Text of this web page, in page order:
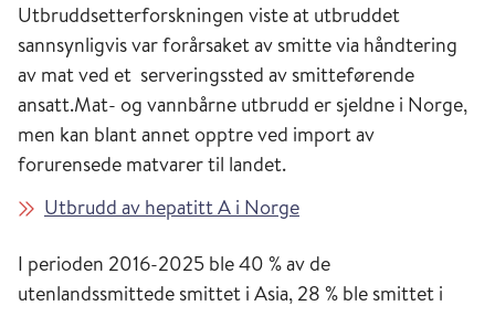
Utbruddsetterforskningen viste at utbruddet
sannsynligvis var forårsaket av smitte via håndtering
av mat ved et serveringssted av smitteførende
ansatt.Mat- og vannbårne utbrudd er sjeldne i Norge,
men kan blant annet opptre ved import av
forurensede matvarer til landet.
Utbrudd av hepatitt A i Norge
I perioden 2016-2025 ble 40 % av de
utenlandssmittede smittet i Asia, 28 % ble smittet i